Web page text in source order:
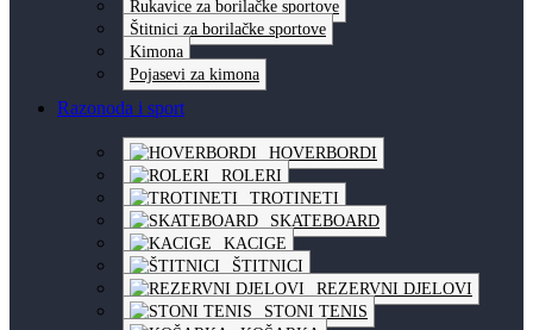
Rukavice za borilačke sportove
Štitnici za borilačke sportove
Kimona
Pojasevi za kimona
Razonoda i sport
HOVERBORDI
ROLERI
TROTINETI
SKATEBOARD
KACIGE
ŠTITNICI
REZERVNI DJELOVI
STONI TENIS